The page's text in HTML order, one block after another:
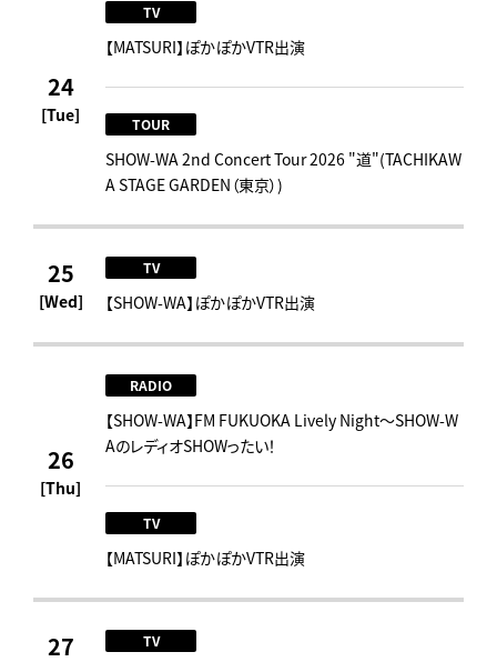
24
[Tue]
TV
【MATSURI】ぽかぽかVTR出演
TOUR
SHOW-WA 2nd Concert Tour 2026 "道"(TACHIKAW
A STAGE GARDEN（東京）)
25
[Wed]
TV
【SHOW-WA】ぽかぽかVTR出演
26
[Thu]
RADIO
【SHOW-WA】FM FUKUOKA Lively Night～SHOW-W
AのレディオSHOWったい！
TV
【MATSURI】ぽかぽかVTR出演
27 TV